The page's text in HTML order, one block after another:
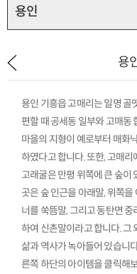
용인
용
용인 기흥읍 고매리는 일명
편할 때 공세동 일부와 고매동
마을의 지형이 예로부터 매화
하였다고 합니다. 또한, 고매
고래굴은 만평 위쪽에 큰 숲이
곳은 숲 인근을 아래말, 위쪽을
너를 쑥뜸말, 그리고 동탄면
하여 신촌말이라고 합니다. 그
삶과 역사가 녹아들어 있습니
른쪽 하단의 아이템을 클릭해